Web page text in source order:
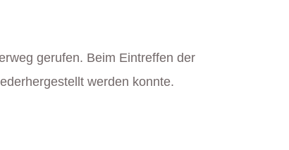
gerufen. Beim Eintreffen der
werden konnte.